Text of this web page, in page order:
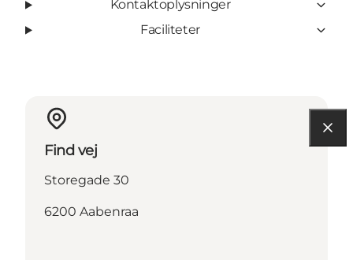
Kontaktoplysninger
Faciliteter
Find vej
Storegade 30
6200 Aabenraa